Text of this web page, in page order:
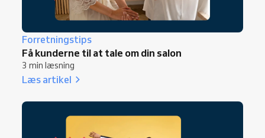
Forretningstips
Få kunderne til at tale om din salon
3 min læsning
Læs artikel